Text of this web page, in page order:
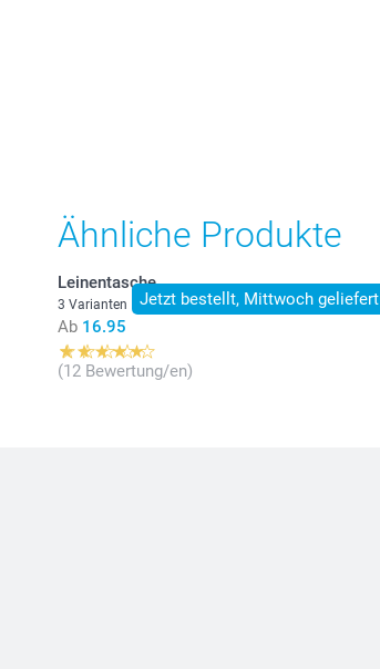
Ähnliche Produkte
Jetzt bestellt, Mittwoch geliefert
Leinentasche
3 Varianten
Ab 16.95
(12 Bewertung/en)